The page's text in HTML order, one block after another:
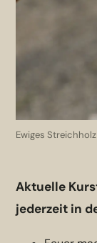
Ewiges
Aktuelle
jederzeit in